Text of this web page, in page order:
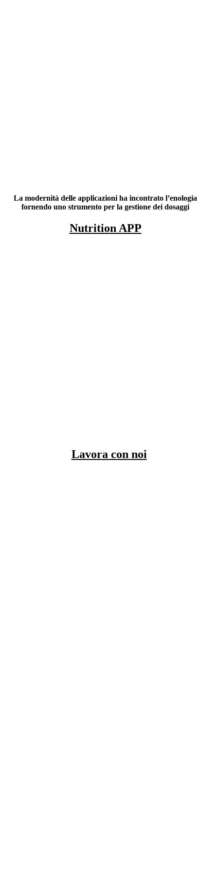
La modernità delle applicazioni ha incontrato l’enologia
fornendo uno strumento per la gestione dei dosaggi
Nutrition APP
Lavora con noi